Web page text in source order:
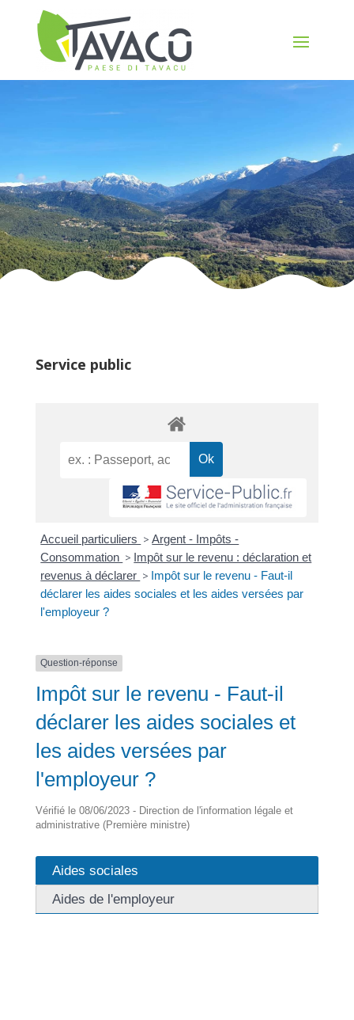
Service public
Accueil particuliers > Argent - Impôts -
Consommation > Impôt sur le revenu : déclaration et
revenus à déclarer > Impôt sur le revenu - Faut-il
déclarer les aides sociales et les aides versées par
l'employeur ?
Question-réponse
Impôt sur le revenu - Faut-il
déclarer les aides sociales et
les aides versées par
l'employeur ?
Vérifié le 08/06/2023 - Direction de l'information légale et
administrative (Première ministre)
Aides sociales
Aides de l'employeur